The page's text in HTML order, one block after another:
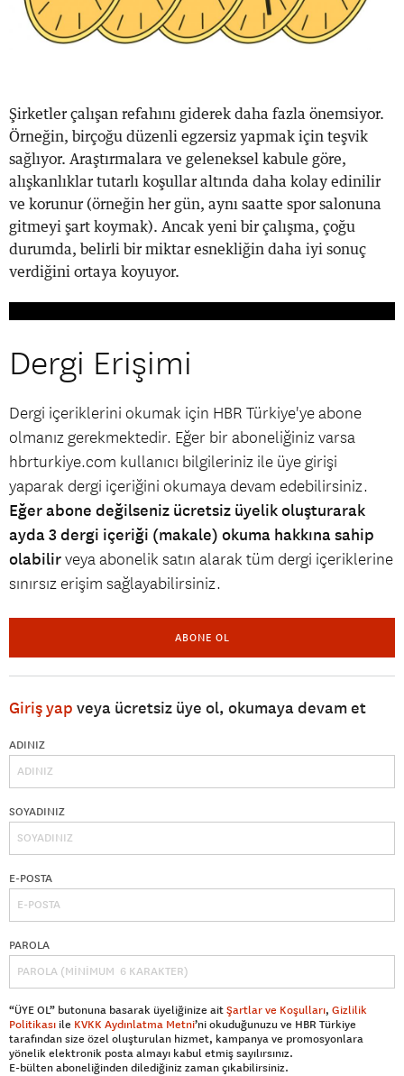
Şirketler çalışan refahını giderek daha fazla önemsiyor.
Örneğin, birçoğu düzenli egzersiz yapmak için teşvik
sağlıyor. Araştırmalara ve geleneksel kabule göre,
alışkanlıklar tutarlı koşullar altında daha kolay edinilir
ve korunur (örneğin her gün, aynı saatte spor salonuna
gitmeyi şart koymak). Ancak yeni bir çalışma, çoğu
durumda, belirli bir miktar esnekliğin daha iyi sonuç
verdiğini ortaya koyuyor.
Dergi Erişimi
Dergi içeriklerini okumak için HBR Türkiye'ye abone
olmanız gerekmektedir. Eğer bir aboneliğiniz varsa
hbrturkiye.com kullanıcı bilgileriniz ile üye girişi
yaparak dergi içeriğini okumaya devam edebilirsiniz.
Eğer abone değilseniz ücretsiz üyelik oluşturarak
ayda 3 dergi içeriği (makale) okuma hakkına sahip
olabilirveya abonelik satın alarak tüm dergi içeriklerine
sınırsız erişim sağlayabilirsiniz.
ABONE OL
Giriş yap veya ücretsiz üye ol, okumaya devam et
ADINIZ
SOYADINIZ
E-POSTA
PAROLA
“ÜYE OL” butonuna basarak üyeliğinize aitŞartlar ve Koşulları, Gizlilik
Politikası ile KVKK Aydınlatma Metni’ni okuduğunuzu ve HBR Türkiye
tarafından size özel oluşturulan hizmet, kampanya ve promosyonlara
yönelik elektronik posta almayı kabul etmiş sayılırsınız.
E-bülten aboneliğinden dilediğiniz zaman çıkabilirsiniz.